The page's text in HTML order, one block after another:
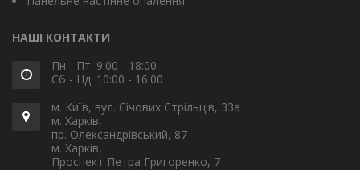
НАШІ КОНТАКТИ
Пн - Пт: 9:00 - 18:00
Сб - Нд: 10:00 - 16:00
м. Київ, вул. Січових Стрільців, 33а
м. Харків,
пр. Олександрівський, 87
м. Харків,
Проспект Петра Григоренко, 7